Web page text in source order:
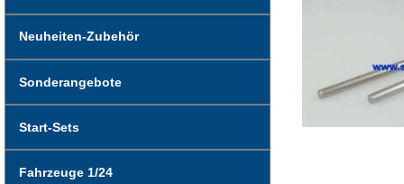
Neuheiten-Zubehör
Sonderangebote
Start-Sets
Fahrzeuge 1/24